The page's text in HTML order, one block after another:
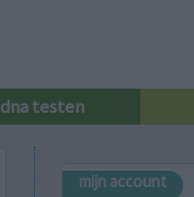
dna testen
mijn account